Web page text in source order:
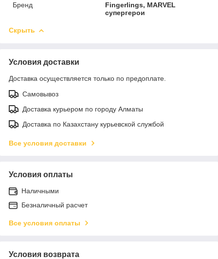
Бренд
Fingerlings, MARVEL
супергерои
Скрыть
Условия доставки
Доставка осуществляется только по предоплате.
Самовывоз
Доставка курьером по городу Алматы
Доставка по Казахстану курьевской службой
Все условия доставки
Условия оплаты
Наличными
Безналичный расчет
Все условия оплаты
Условия возврата